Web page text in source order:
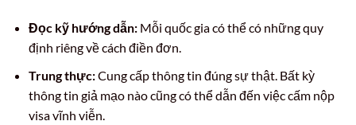
Đọc kỹ hướng dẫn:Mỗi quốc gia có thể có những quy
định riêng về cách điền đơn.
Trung thực:Cung cấp thông tin đúng sự thật. Bất kỳ
thông tin giả mạo nào cũng có thể dẫn đến việc cấm nộp
visa vĩnh viễn.